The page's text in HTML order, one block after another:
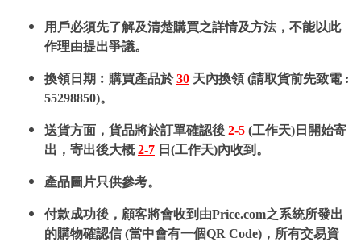
用戶必須先了解及清楚購買之詳情及方法，不能以此
作理由提出爭議。
換領日期︰購買產品於30 天內換領 (請取貨前先致電 :
55298850)。
送貨方面，貨品將於訂單確認後 2-5 (工作天)日開始寄
出，寄出後大概2-7 日(工作天)內收到。
產品圖片只供參考。
付款成功後，顧客將會收到由Price.com之系統所發出
的購物確認信 (當中會有一個QR Code)，所有交易資